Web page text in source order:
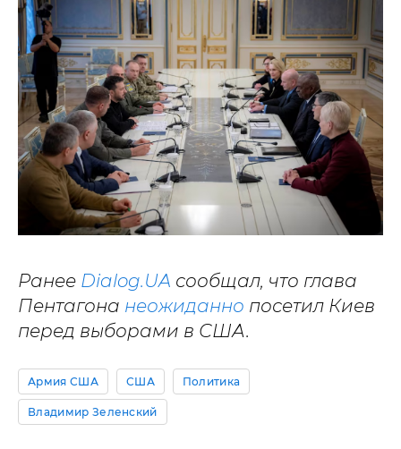
Ранее Dialog.UA сообщал, что глава
Пентагона неожиданно посетил Киев
перед выборами в США.
Армия США США Политика
Владимир Зеленский